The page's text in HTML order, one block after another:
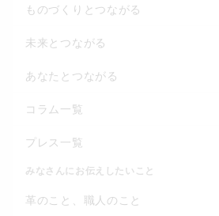
ものづくりとつながる
未来とつながる
あなたとつながる
コラム一覧
プレス一覧
みなさんにお伝えしたいこと
革のこと、職人のこと